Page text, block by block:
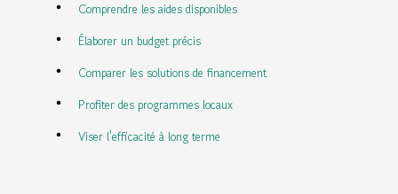
Comprendre les aides disponibles
Élaborer un budget précis
Comparer les solutions de financement
Profiter des programmes locaux
Viser l'efficacité à long terme